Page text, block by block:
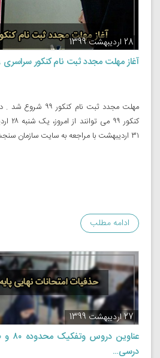
28 اردیبهشت 1399
آغاز مهلت مجدد ثبت نام کنکور سراسری ۹۹
مهلت مجدد ثبت نام
۳۱ اردیبهشت با مراجعه به سایت سازمان سنجش نسبت به ثبت […]
ادامه مطلب
27 اردیبهشت 1399
درسی…